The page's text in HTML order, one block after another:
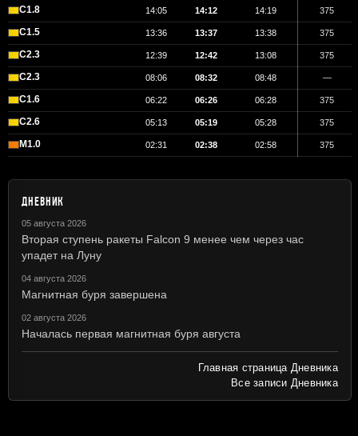
C1.8 14:05 14:12 14:19 375
C1.5 13:36 13:37 13:38 375
C2.3 12:39 12:42 13:08 375
C2.3 08:06 08:32 08:48 —
C1.6 06:22 06:26 06:28 375
C2.6 05:13 05:19 05:28 375
M1.0 02:31 02:38 02:58 375
ДНЕВНИК
05 августа 2026
Вторая ступень ракеты Falcon 9 менее чем через час
упадет на Луну
04 августа 2026
Магнитная буря завершена
02 августа 2026
Началась первая магнитная буря августа
Главная страница Дневника
Все записи Дневника